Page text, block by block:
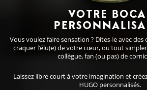
VOTRE
Vous voulez faire sensation ? Dites-le avec
craquer l’élu(e) de votre cœur, ou tout
collègue, fan (ou pas) de
Laissez libre court à votre imagination et
HUGO personnalisés.